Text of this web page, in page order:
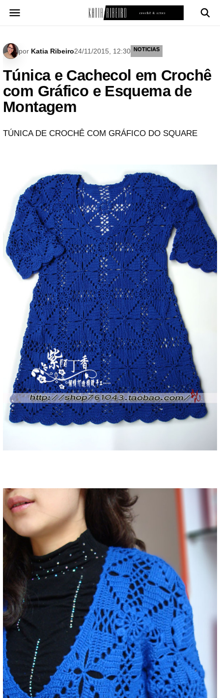
para
por Katia Ribeiro24/11/2015, 12:30 NOTICIAS
Túnica e Cachecol em Crochê
com Gráfico e Esquema de
Montagem
TÚNICA DE CROCHÊ COM GRÁFICO DO SQUARE